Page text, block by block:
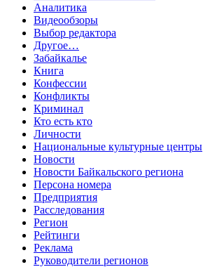
Аналитика
Видеообзоры
Выбор редактора
Другое…
Забайкалье
Книга
Конфессии
Конфликты
Криминал
Кто есть кто
Личности
Национальные культурные центры
Новости
Новости Байкальского региона
Персона номера
Предприятия
Расследования
Регион
Рейтинги
Реклама
Руководители регионов